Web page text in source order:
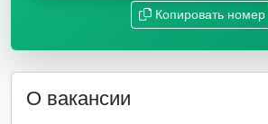
Копировать номер
О вакансии